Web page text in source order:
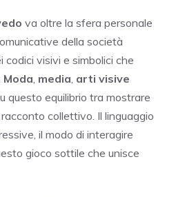
va oltre la sfera personale
della società
codici visivi e simbolici che
Moda media arti visive
questo equilibrio tra mostrare
collettivo. Il linguaggio
il modo di interagire
gioco sottile che unisce